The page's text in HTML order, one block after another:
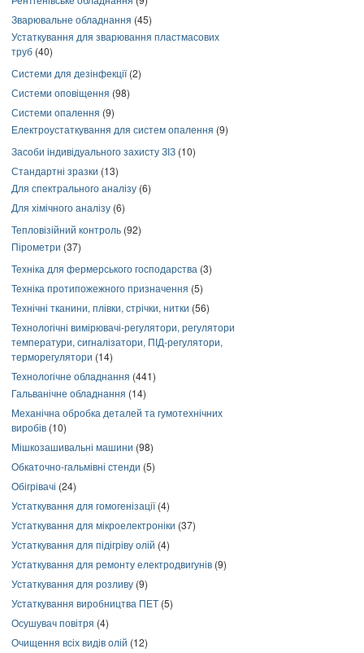
Зварювальне обладнання (45)
Устаткування для зварювання пластмасових
труб (40)
Системи для дезінфекції(2)
Системи оповіщення (98)
Системи опалення (9)
Електроустаткування для систем опалення (9)
Засоби індивідуального захисту ЗІЗ (10)
Стандартні зразки (13)
Для спектрального аналізу (6)
Для хімічного аналізу (6)
Тепловізійний контроль (92)
Пірометри (37)
Техніка для фермерського господарства (3)
Техніка протипожежного призначення (5)
Технічні тканини, плівки, стрічки, нитки (56)
Технологічні вимірювачі-регулятори, регулятори
температури, сигналізатори, ПІД-регулятори,
терморегулятори (14)
Технологічне обладнання (441)
Гальванічне обладнання (14)
Механічна обробка деталей та гумотехнічних
виробів (10)
Мішкозашивальні машини (98)
Обкаточно-гальмівні стенди (5)
Обігрівачі (24)
Устаткування для гомогенізації(4)
Устаткування для мікроелектроніки (37)
Устаткування для підігріву олій (4)
Устаткування для ремонту електродвигунів (9)
Устаткування для розливу (9)
Устаткування виробництва ПЕТ (5)
Осушувач повітря (4)
Очищення всіх видів олій (12)